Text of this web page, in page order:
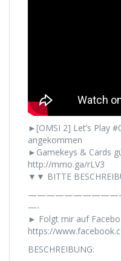
►[OMSI 2] Let’s Play
angekommen
►Gamekeys & Cards
http://mmo.ga/rLV3
▼▼ BITTE
—-
► Folgt mir auf
https://
BESCHREIBUNG: